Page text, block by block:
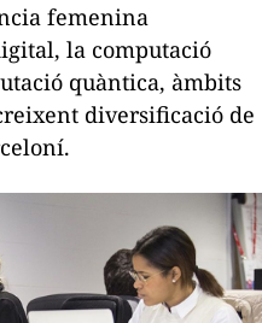
femenina
la computació
quàntica, àmbits
diversificació de